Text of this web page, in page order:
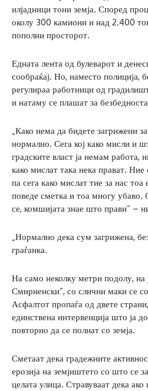
илјадници тони земја. Според
околу 300 камиони и над 2.400
пополни просторот.
Едната лента од булеварот и
сообраќај. Но, наместо полиција,
регулираа работници од
и натаму се плашат за
„Како нема да бидете загрижени
нормално. Сега кој како мисли и
градските власт ја немам работа,
како мислат така нека прават. Ние
па сега како мислат тие за нас
поведе сметка и тоа многу убаво.
се, комшијата знае што прави“ –
„Нормално дека сум загрижена,
граѓанка.
На само неколку метри подолу, на
Смирненски“, со слични маки се
Асфалтот пропаѓа од двете
единствена интервенција што ја
повторно да се полнат со земја.
Сметаат дека градежните
ерозија на земјиштето со што се
целата улица. Стравуваат дека